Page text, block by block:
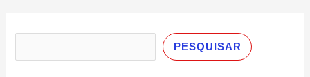
s
PESQUISAR